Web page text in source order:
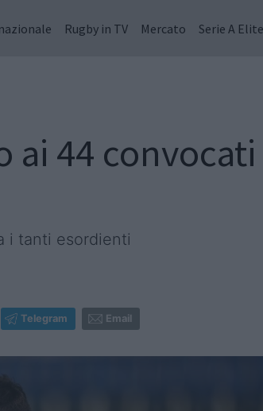
Rugby in TV Mercato Serie A Elite
ai 44
i tanti esordienti
Telegram Email